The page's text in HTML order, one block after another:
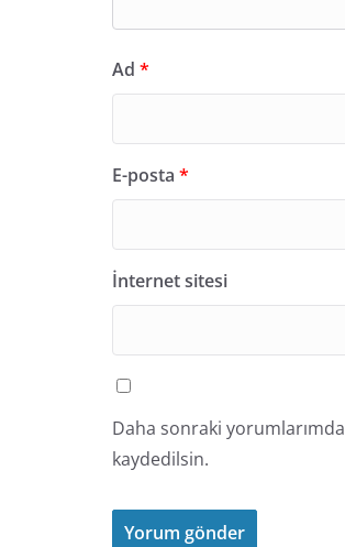
Ad *
E-posta *
İnternet sitesi
Daha sonraki
kaydedilsin.